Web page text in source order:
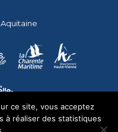
ce site, vous acceptez
à réaliser des statistiques